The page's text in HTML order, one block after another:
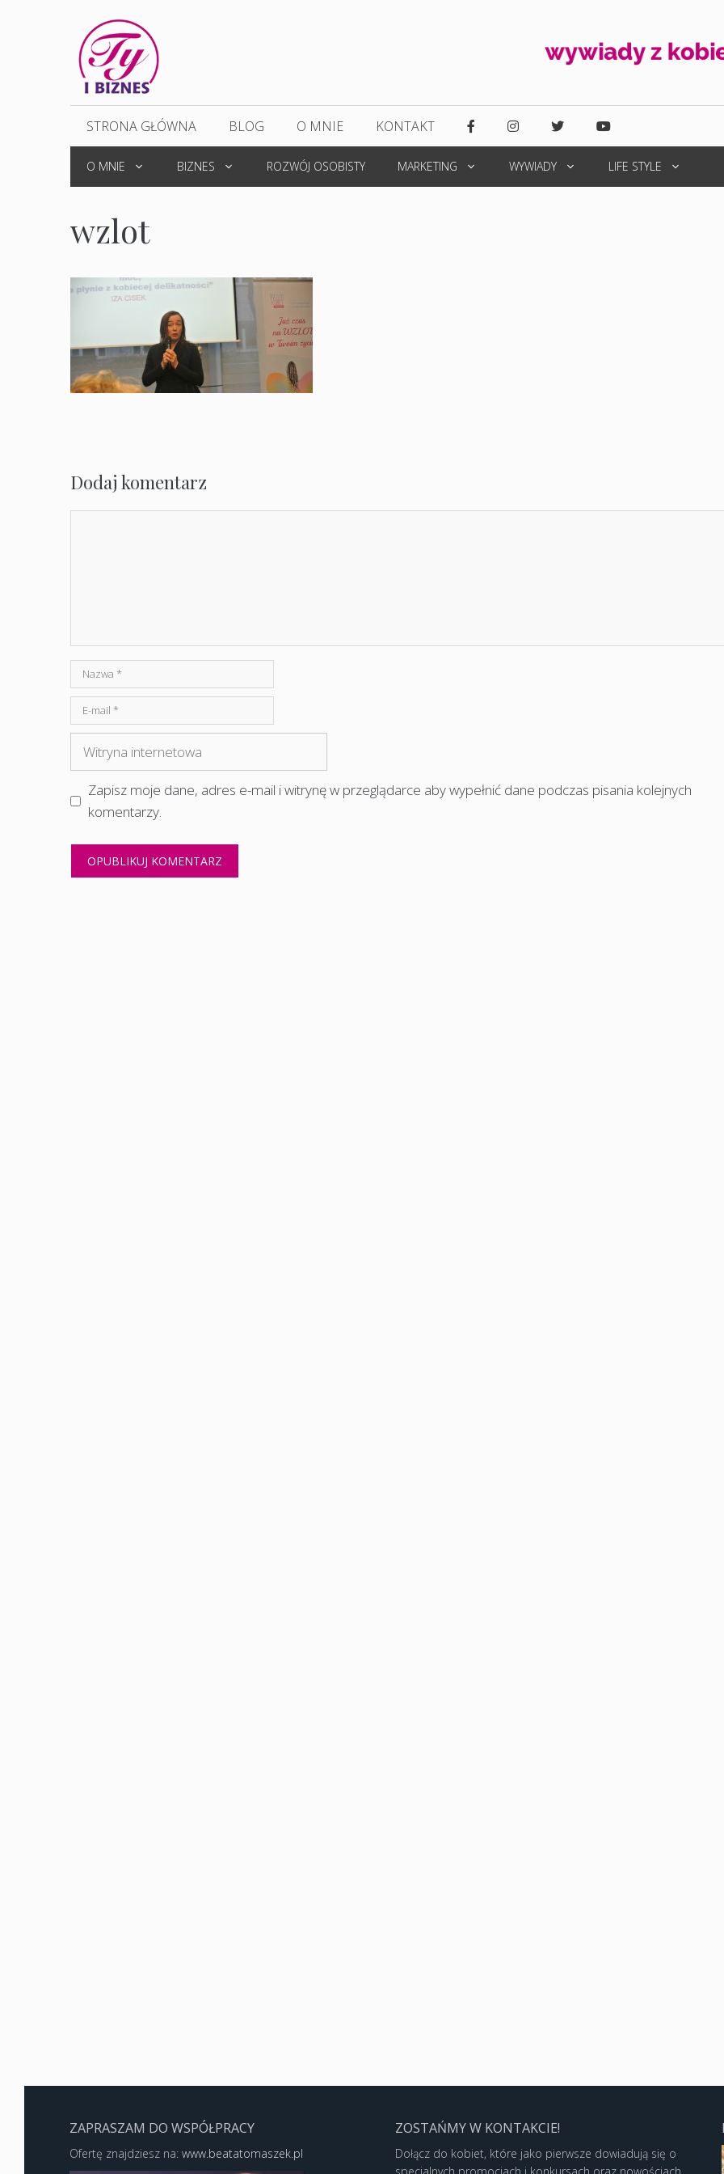
STRONA GŁÓWNA BLOG O MNIE KONTAKT
O MNIE BIZNES ROZWÓJ OSOBISTY MARKETING WYWIADY LIFE STYLE
wzlot
Dodaj komentarz
Nazwa
mail
Witryna
internetowa
Zapisz moje dane, adres e-mail i witrynę w przeglądarce aby wypełnić dane podczas pisania kolejnych
komentarzy.
ZAPRASZAM DO WSPÓŁPRACY
Ofertę znajdziesz na: www.beatatomaszek.pl
ZOSTAŃMY W KONTAKCIE!
Dołącz do kobiet, które jako pierwsze dowiadują się o